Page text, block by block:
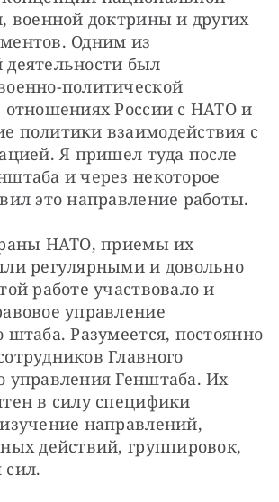
военной доктрины и других
Одним из
был
политической
отношениях России с НАТО и
политики взаимодействия с
Я пришел туда после
и через некоторое
это направление работы.
НАТО, приемы их
регулярными и довольно
работе участвовало и
управление
штаба. Разумеется, постоянно
Главного
управления Генштаба. Их
в силу специфики
направлений,
действий, группировок,
сил.